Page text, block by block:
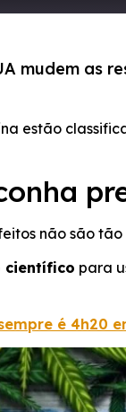
mudem as
estão
não são
científico para
é 4h20